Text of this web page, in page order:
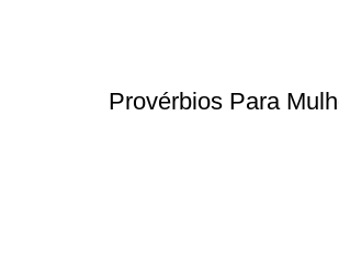
Provérbios Para